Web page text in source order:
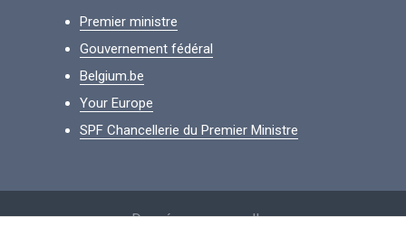
Premier ministre
Gouvernement fédéral
Belgium.be
Your Europe
SPF Chancellerie du Premier Ministre
Données personnelles